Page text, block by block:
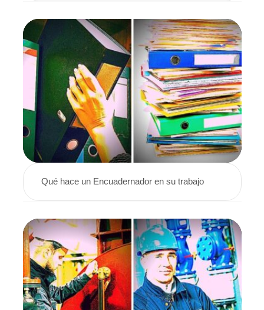
Qué hace un Encuadernador en su trabajo